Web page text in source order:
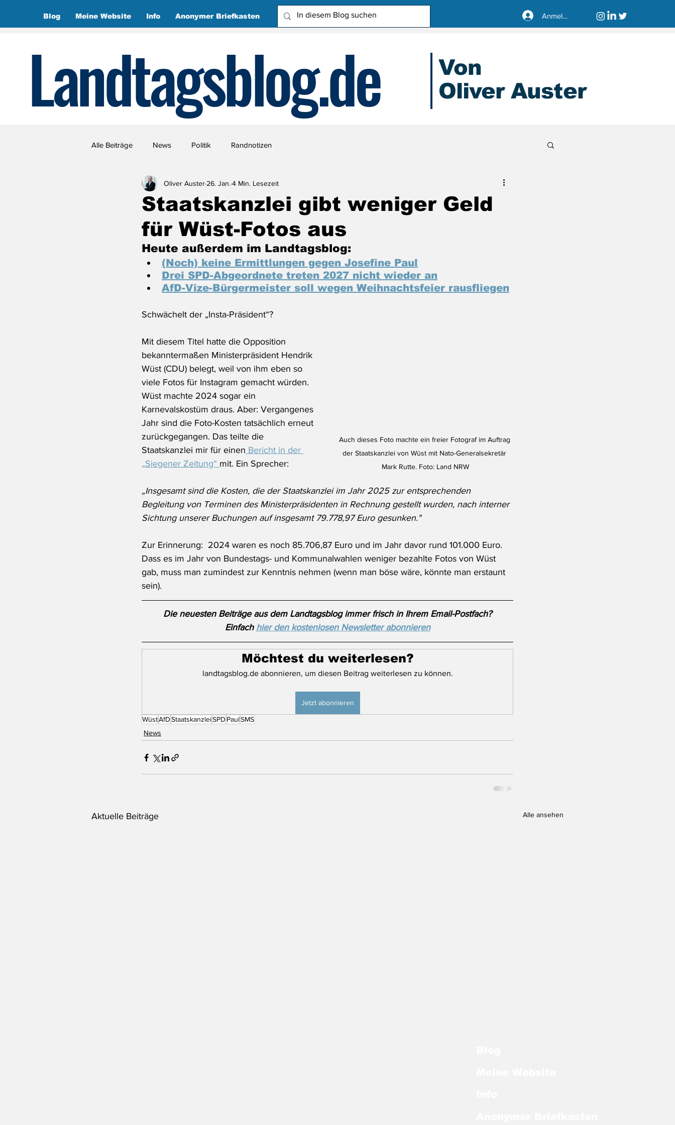
Blog Meine Website Info Anonymer Briefkasten Anmelden
Landtagsblog.de
Von
Oliver Auster
Alle Beiträge News Politik Randnotizen
Staatskanzlei gibt weniger Geld
für Wüst-Fotos aus
Oliver Auster 26. Jan. 4 Min. Lesezeit
Heute außerdem im Landtagsblog:
(Noch) keine Ermittlungen gegen Josefine Paul
Drei SPD-Abgeordnete treten 2027 nicht wieder an
AfD-Vize-Bürgermeister soll wegen Weihnachtsfeier rausfliegen
Auch dieses Foto machte ein freier Fotograf im Auftrag
der Staatskanzlei von Wüst mit Nato-Generalsekretär
Mark Rutte. Foto: Land NRW
Schwächelt der „Insta-Präsident“?
Mit diesem Titel hatte die Opposition
bekanntermaßen Ministerpräsident Hendrik
Wüst (CDU) belegt, weil von ihm eben so
viele Fotos für Instagram gemacht würden.
Wüst machte 2024 sogar ein
Karnevalskostüm draus. Aber: Vergangenes
Jahr sind die Foto-Kosten tatsächlich erneut
zurückgegangen. Das teilte die
Staatskanzlei mir für einen Bericht in der
„Siegener Zeitung“ mit. Ein Sprecher:
„Insgesamt sind die Kosten, die der Staatskanzlei im Jahr 2025 zur entsprechenden
Begleitung von Terminen des Ministerpräsidenten in Rechnung gestellt wurden, nach interner
Sichtung unserer Buchungen auf insgesamt 79.778,97 Euro gesunken."
Zur Erinnerung:  2024 waren es noch 85.706,87 Euro und im Jahr davor rund 101.000 Euro.
Dass es im Jahr von Bundestags- und Kommunalwahlen weniger bezahlte Fotos von Wüst
gab, muss man zumindest zur Kenntnis nehmen (wenn man böse wäre, könnte man erstaunt
sein).
Die neuesten Beiträge aus dem Landtagsblog immer frisch in Ihrem Email-Postfach?
Einfach hier den kostenlosen Newsletter abonnieren
Möchtest du weiterlesen?
landtagsblog.de abonnieren, um diesen Beitrag weiterlesen zu können.
Jetzt abonnieren
WüstAfDStaatskanzleiSPD PaulSMS
News
Aktuelle Beiträge Alle ansehen